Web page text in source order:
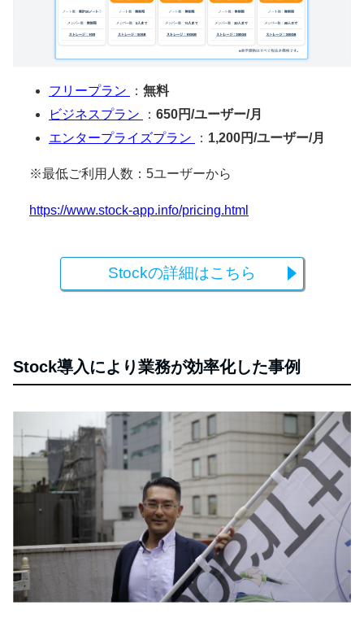
フリープラン ： 無料
ビジネスプラン
： 650円/ユーザー/月
エンタープライズプラン
： 1,200円/ユーザー/月
※最低ご利用人数：5ユーザーから
https://www.stock-app.info/pricing.html
Stockの詳細はこちら
Stock導入により業務が効率化した事例